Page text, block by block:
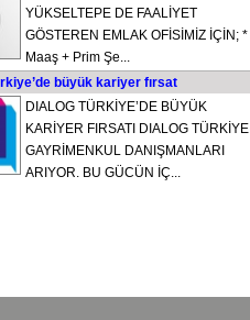
YÜKSELTEPE DE FAALİYET
GÖSTEREN EMLAK OFİSİMİZ İÇİN; *
Maaş + Prim Şe...
büyük kariyer fırsat
DIALOG TÜRKİYE’DE BÜYÜK
KARİYER FIRSATI DIALOG TÜRKİYE
GAYRİMENKUL DANIŞMANLARI
ARIYOR. BU GÜCÜN İÇ...